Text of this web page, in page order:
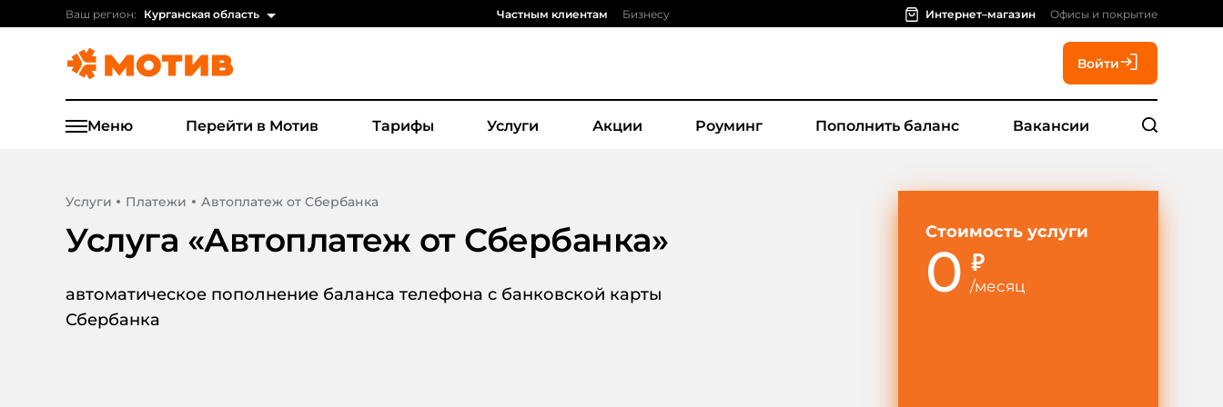
Ваш регион: Курганская область Частным клиентам Бизнесу Интернет–магазин Офисы и покрытие
Войти
Меню Перейти в Мотив Тарифы Услуги Акции Роуминг Пополнить баланс Вакансии
Услуги Платежи Автоплатеж от Сбербанка
Услуга «Автоплатеж от Сбербанка»
автоматическое пополнение баланса телефона с банковской карты
Сбербанка
Стоимость услуги
0 ₽
/месяц